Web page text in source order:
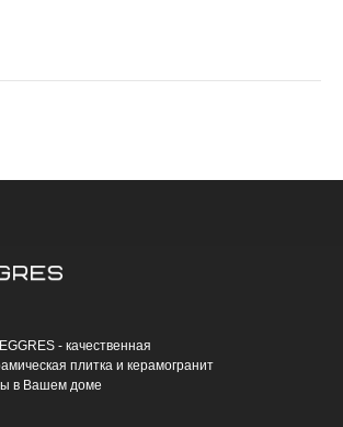
- качественная
плитка и керамогранит
в Вашем доме